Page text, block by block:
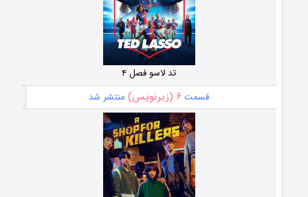
تد لاسو فصل ۴
قسمت ۶ (زیرنویس) منتشر شد